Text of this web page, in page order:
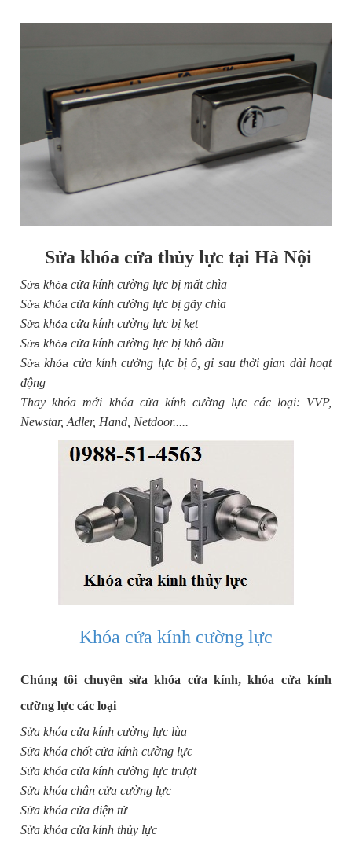
Sửa khóa cửa thủy lực tại Hà Nội
Sửa khóa cửa kính cường lực bị mất chìa
Sửa khóa cửa kính cường lực bị gãy chìa
Sửa khóa cửa kính cường lực bị kẹt
Sửa khóa cửa kính cường lực bị khô dầu
Sửa khóa cửa kính cường lực bị ố, gỉ sau thời gian dài hoạt
động
Thay khóa mới khóa cửa kính cường lực các loại: VVP,
Newstar, Adler, Hand, Netdoor.....
Khóa cửa kính cường lực
Chúng tôi chuyên sửa khóa cửa kính, khóa cửa kính
cường lực các loại
Sửa khóa cửa kính cường lực lùa
Sửa khóa chốt cửa kính cường lực
Sửa khóa cửa kính cường lực trượt
Sửa khóa chân cửa cường lực
Sửa khóa cửa điện tử
Sửa khóa cửa kính thủy lực